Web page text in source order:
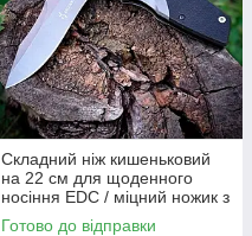
Складний ніж кишеньковий
на 22 см для щоденного
носіння EDC / міцний ножик з
кліпсою на пояс, АК-180
Готово до відправки